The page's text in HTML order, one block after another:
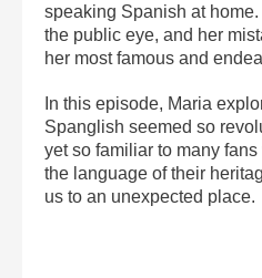
speaking Spanish at
the public eye, and her
her most famous and
In this episode, Maria
Spanglish seemed so
yet so familiar to many
the language of their
us to an unexpected place.